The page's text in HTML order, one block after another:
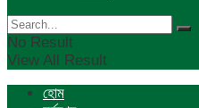
No Result
View All Result
হোম